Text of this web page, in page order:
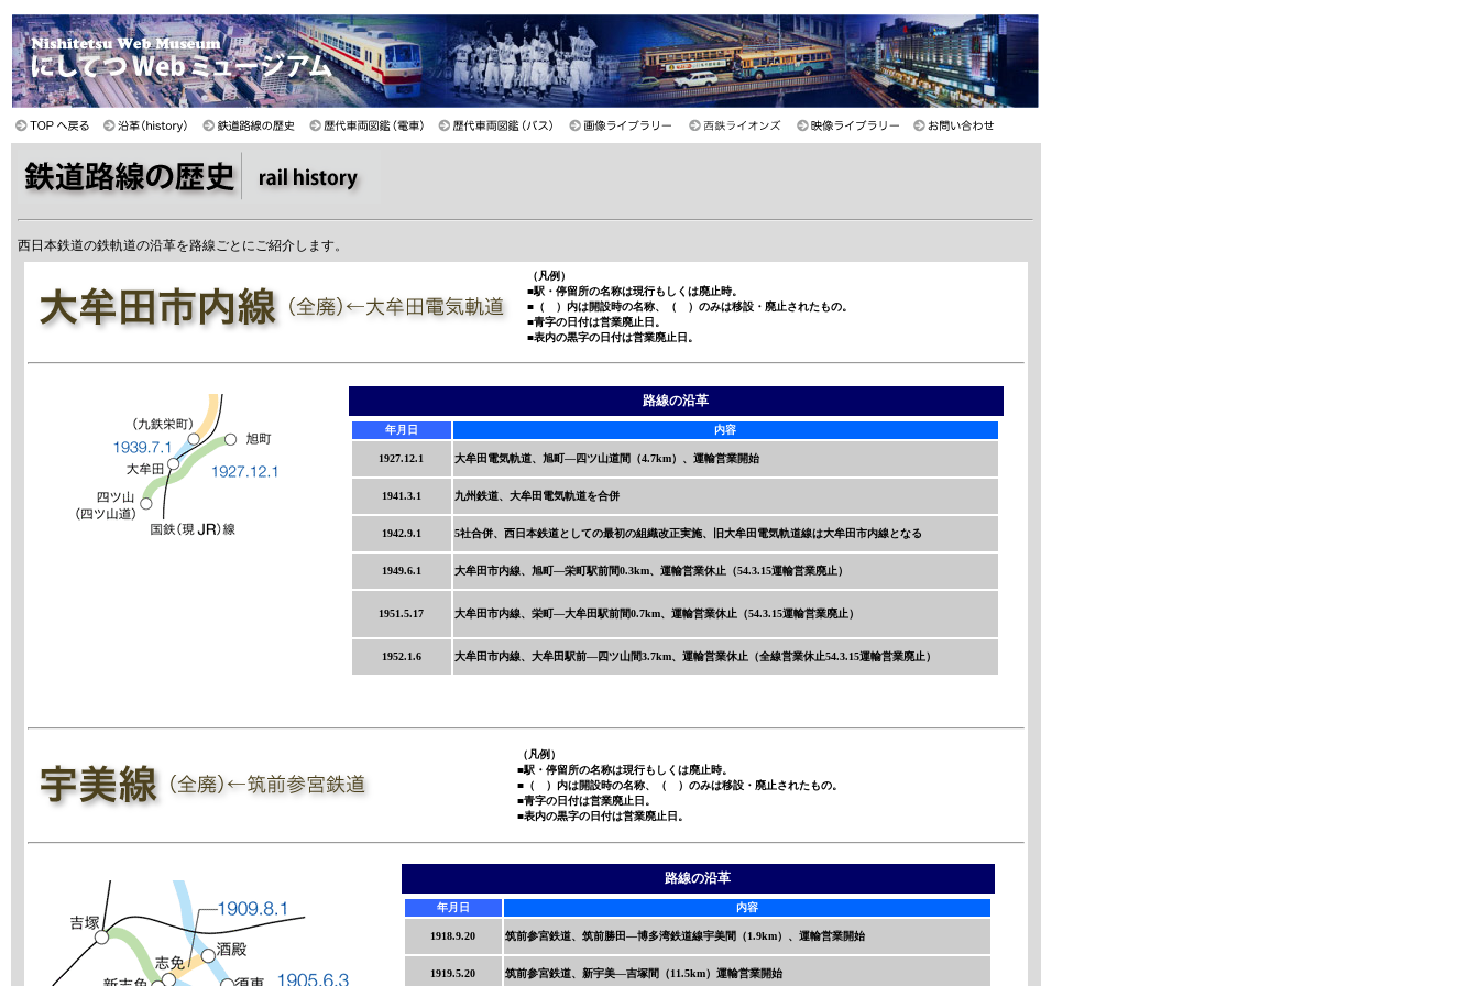
西日本鉄道の鉄軌道の沿革を路線ごとにご紹介します。
（凡例）
■駅・停留所の名称は現行もしくは廃止時。
■（ ）内は開設時の名称、（ ）のみは移設・廃止されたもの。
■青字の日付は営業廃止日。
■表内の黒字の日付は営業廃止日。
路線の沿革
年月日 内容
1927.12.1 大牟田電気軌道、旭町—四ツ山道間（4.7km）、運輸営業開始
1941.3.1 九州鉄道、大牟田電気軌道を合併
1942.9.1 5社合併、西日本鉄道としての最初の組織改正実施、旧大牟田電気軌道線は大牟田市内線となる
1949.6.1 大牟田市内線、旭町—栄町駅前間0.3km、運輸営業休止（54.3.15運輸営業廃止）
1951.5.17 大牟田市内線、栄町—大牟田駅前間0.7km、運輸営業休止（54.3.15運輸営業廃止）
1952.1.6 大牟田市内線、大牟田駅前—四ツ山間3.7km、運輸営業休止（全線営業休止54.3.15運輸営業廃止）
（凡例）
■駅・停留所の名称は現行もしくは廃止時。
■（ ）内は開設時の名称、（ ）のみは移設・廃止されたもの。
■青字の日付は営業廃止日。
■表内の黒字の日付は営業廃止日。
路線の沿革
年月日 内容
1918.9.20 筑前参宮鉄道、筑前勝田—博多湾鉄道線宇美間（1.9km）、運輸営業開始
1919.5.20 筑前参宮鉄道、新宇美—吉塚間（11.5km）運輸営業開始